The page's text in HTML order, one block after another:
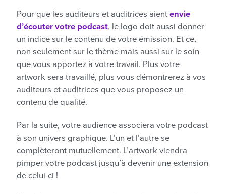
Pour que les auditeurs et auditrices aient envie
d’écouter votre podcast, le logo doit aussi donner
un indice sur le contenu de votre émission. Et ce,
non seulement sur le thème mais aussi sur le soin
que vous apportez à votre travail. Plus votre
artwork sera travaillé, plus vous démontrerez à vos
auditeurs et auditrices que vous proposez un
contenu de qualité.
Par la suite, votre audience associera votre podcast
à son univers graphique. L’un et l’autre se
complèteront mutuellement. L’artwork viendra
pimper votre podcast jusqu’à devenir une extension
de celui-ci !